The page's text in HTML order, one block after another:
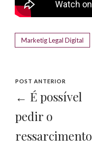
Marketig Legal Digital
POST ANTERIOR
← É possível
pedir o
ressarcimento